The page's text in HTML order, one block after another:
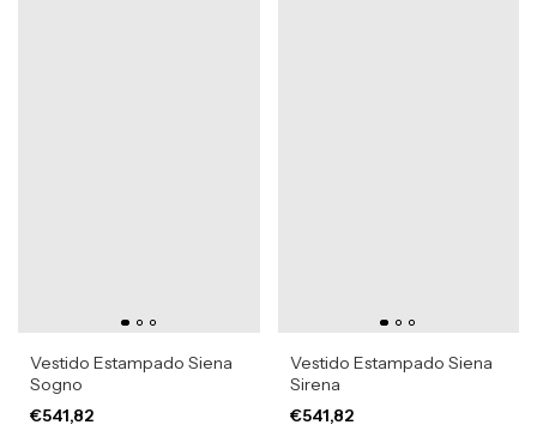
Vestido Estampado Siena
Sogno
€541,82
Vestido Estampado Siena
Sirena
€541,82